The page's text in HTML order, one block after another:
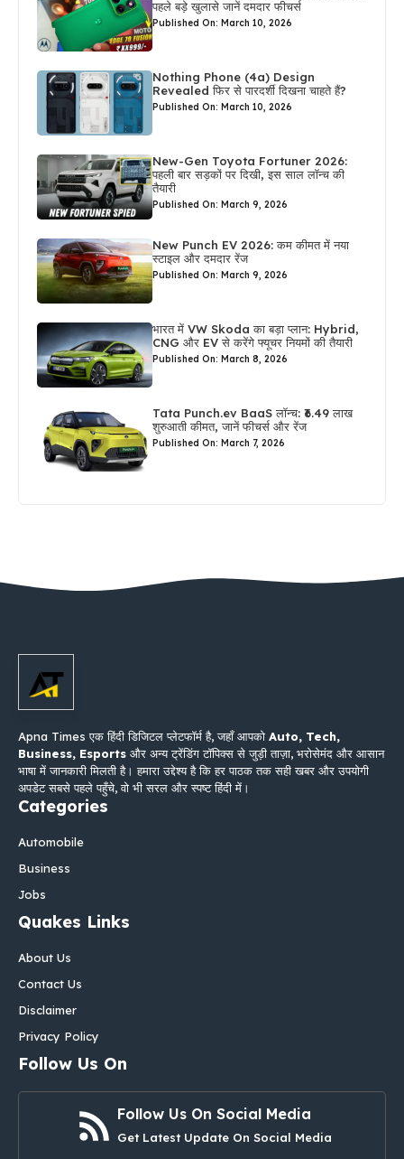
पहले बड़े खुलासे जानें दमदार फीचर्स
Published On: March 10, 2026
Nothing Phone (4a) Design
Revealed फिर से पारदर्शी दिखना चाहते हैं?
Published On: March 10, 2026
New-Gen Toyota Fortuner 2026:
पहली बार सड़कों पर दिखी, इस साल लॉन्च की
तैयारी
Published On: March 9, 2026
New Punch EV 2026: कम कीमत में नया
स्टाइल और दमदार रेंज
Published On: March 9, 2026
भारत में VW Skoda का बड़ा प्लान: Hybrid,
CNG और EV से करेंगे फ्यूचर नियमों की तैयारी
Published On: March 8, 2026
Tata Punch.ev BaaS लॉन्च: ₹6.49 लाख
शुरुआती कीमत, जानें फीचर्स और रेंज
Published On: March 7, 2026
Apna Times एक हिंदी डिजिटल प्लेटफॉर्म है, जहाँ आपको Auto, Tech,
Business, Esports और अन्य ट्रेंडिंग टॉपिक्स से जुड़ी ताज़ा, भरोसेमंद और आसान
भाषा में जानकारी मिलती है। हमारा उद्देश्य है कि हर पाठक तक सही खबर और उपयोगी
अपडेट सबसे पहले पहुँचे, वो भी सरल और स्पष्ट हिंदी में।
Categories
Automobile
Business
Jobs
Quakes Links
About Us
Contact Us
Disclaimer
Privacy Policy
Follow Us On
Follow Us On Social Media
Get Latest Update On Social Media